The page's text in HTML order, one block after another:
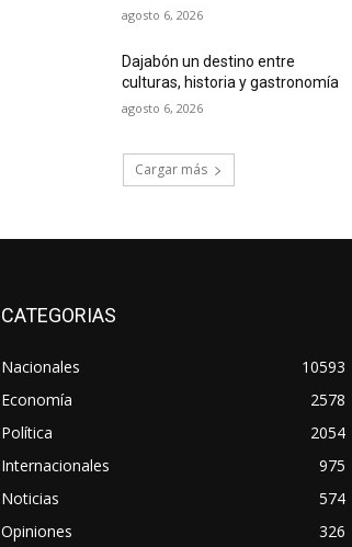
agosto 6, 2026
Dajabón un destino entre
culturas, historia y gastronomía
agosto 6, 2026
Cargar más
CATEGORIAS
Nacionales
10593
Economía
2578
Política
2054
Internacionales
975
Noticias
574
Opiniones
326